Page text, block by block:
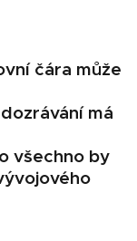
čára může
má
všechno by